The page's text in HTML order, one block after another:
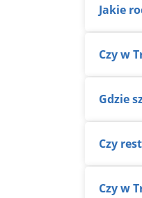
Jakie
Czy w
Gdzie
Czy
Czy w